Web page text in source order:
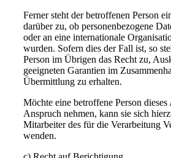
Ferner steht der betroffenen Person
darüber zu, ob personenbezogene
oder an eine internationale
wurden. Sofern dies der Fall ist, so
Person im Übrigen das Recht zu,
geeigneten Garantien im
Übermittlung zu erhalten.
Möchte eine betroffene Person
Anspruch nehmen, kann sie sich
Mitarbeiter des für die Verarbeitung
wenden.